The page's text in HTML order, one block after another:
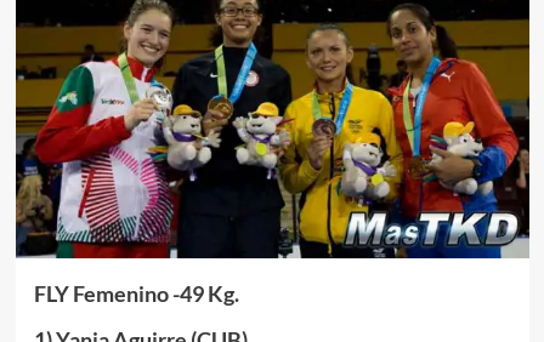
FLY Femenino -49 Kg.